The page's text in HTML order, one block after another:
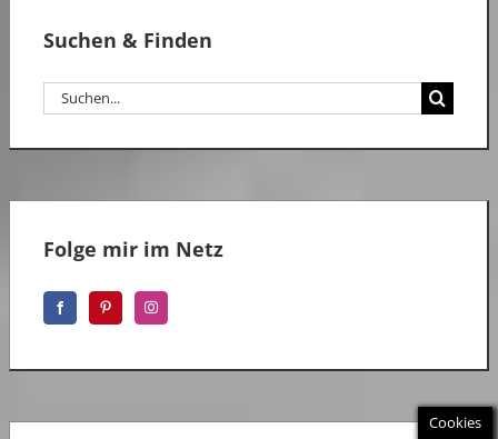
Suchen & Finden
Suche
nach:
Folge mir im Netz
Cookies